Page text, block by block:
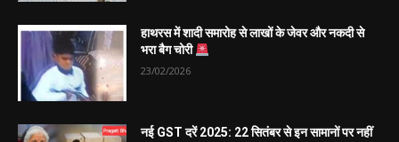
हाथरस में शादी समारोह से लाखों के जेवर और नकदी से
भरा बैग चोरी
23/02/2026
नई GST दरें 2025: 22 सितंबर से इन सामानों पर नहीं